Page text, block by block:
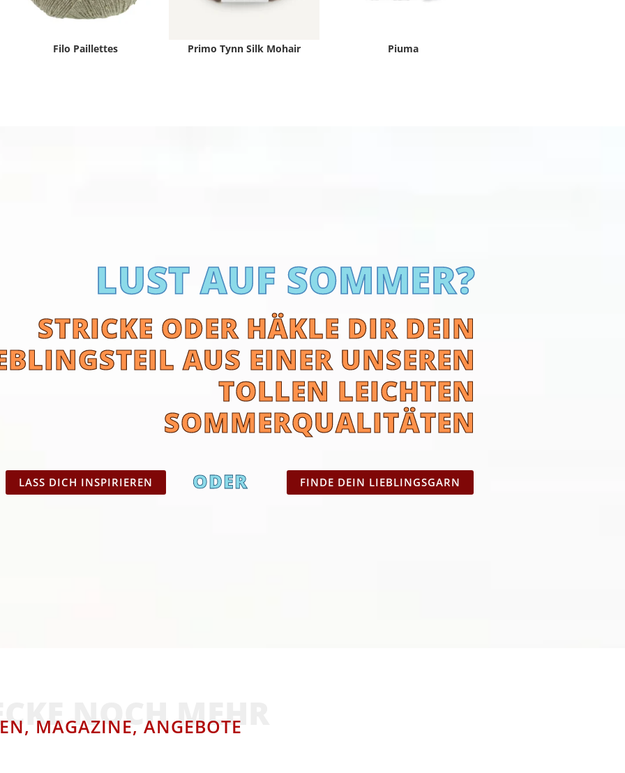
Filo Paillettes Primo Tynn Silk Mohair Piuma
LUST AUF SOMMER?
STRICKE ODER HÄKLE DIR DEIN
AUS EINER UNSEREN
TOLLEN LEICHTEN
SOMMERQUALITÄTEN
LASS DICH INSPIRIEREN ODER FINDE DEIN LIEBLINGSGARN
NOCH MEHR
MAGAZINE, ANGEBOTE